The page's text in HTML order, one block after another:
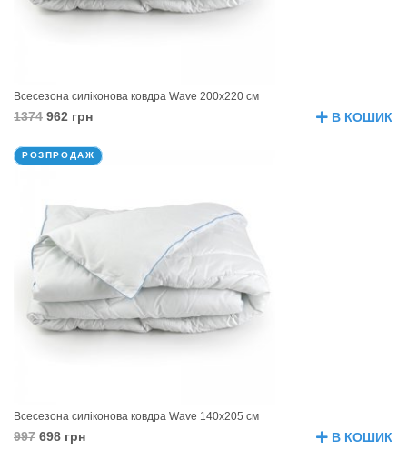
Всесезона силіконова ковдра Wave 200х220 см
1374 962 грн В КОШИК
РОЗПРОДАЖ
Всесезона силіконова ковдра Wave 140х205 см
997 698 грн В КОШИК